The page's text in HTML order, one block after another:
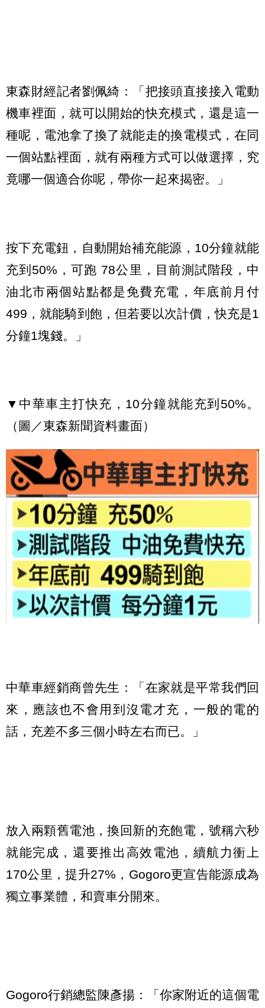
東森財經記者劉佩綺：「把接頭直接接入電動
機車裡面，就可以開始的快充模式，還是這一
種呢，電池拿了換了就能走的換電模式，在同
一個站點裡面，就有兩種方式可以做選擇，究
竟哪一個適合你呢，帶你一起來揭密。」
按下充電鈕，自動開始補充能源，10分鐘就能
充到50%，可跑 78公里，目前測試階段，中
油北市兩個站點都是免費充電，年底前月付
499，就能騎到飽，但若要以次計價，快充是1
分鐘1塊錢。」
▼中華車主打快充，10分鐘就能充到50%。
（圖／東森新聞資料畫面）
中華車經銷商曾先生：「在家就是平常我們回
來，應該也不會用到沒電才充，一般的電的
話，充差不多三個小時左右而已。」
放入兩顆舊電池，換回新的充飽電，號稱六秒
就能完成，還要推出高效電池，續航力衝上
170公里，提升27%，Gogoro更宣告能源成為
獨立事業體，和賣車分開來。
Gogoro行銷總監陳彥揚：「你家附近的這個電